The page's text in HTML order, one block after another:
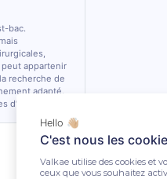
bac.
appartenir
recherche de
adapté.
Hello 👋🏼
C'est nous les
Valkae utilise des cookies et
ceux que vous souhaitez